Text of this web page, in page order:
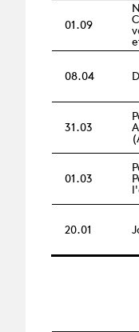
01.09
08.04
31.03
01.03
20.01